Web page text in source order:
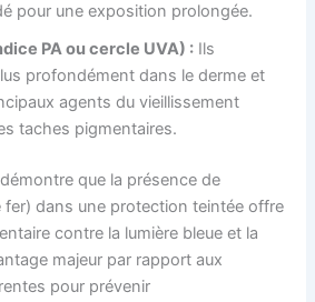
pour une exposition prolongée.
PA ou cercle UVA) : Ils
profondément dans le derme et
agents du vieillissement
taches pigmentaires.
que la présence de
dans une protection teintée offre
contre la lumière bleue et la
majeur par rapport aux
pour prévenir